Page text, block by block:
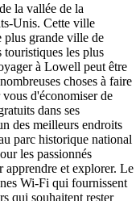
la vallée de la
Unis. Cette ville
plus grande ville de
touristiques les plus
à Lowell peut être
choses à faire
d'économiser de
dans ses
des meilleurs endroits
parc historique national
les passionnés
apprendre et explorer. Le
Wi-Fi qui fournissent
qui souhaitent rester